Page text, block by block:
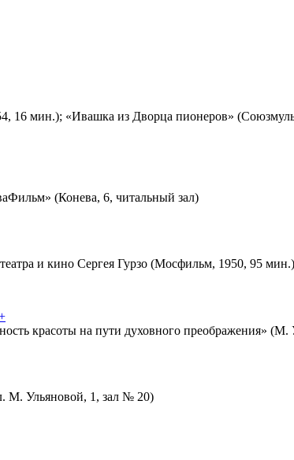
16 мин.); «Ивашка из Дворца пионеров»
(Конева, 6, читальный зал)
и кино Сергея Гурзо (Мосфильм, 1950, 95
красоты на пути духовного преображения»
М. Ульяновой, 1, зал № 20)